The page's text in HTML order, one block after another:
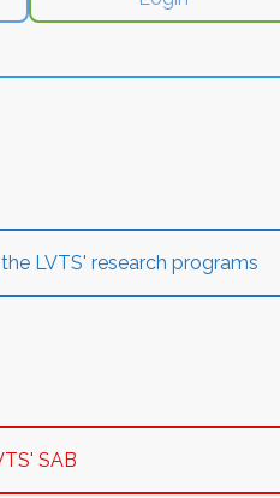
LVTS' research programs
SAB